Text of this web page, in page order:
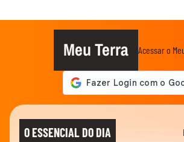
Meu Terra Acessar o
O ESSENCIAL DO DIA